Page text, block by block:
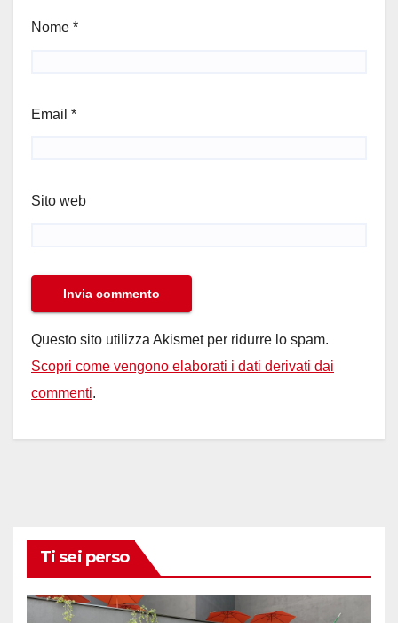
Nome *
Email *
Sito web
Questo sito utilizza Akismet per ridurre lo spam.
Scopri come vengono elaborati i dati derivati dai
commenti.
Ti sei perso